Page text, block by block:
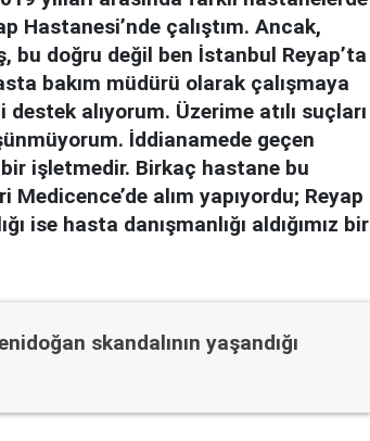
Hastanesi’nde çalıştım. Ancak,
bu doğru değil ben İstanbul Reyap’ta
bakım müdürü olarak çalışmaya
alıyorum. Üzerime atılı suçları
İddianamede geçen
işletmedir. Birkaç hastane bu
alım yapıyordu; Reyap
ise hasta danışmanlığı aldığımız bir
skandalının yaşandığı